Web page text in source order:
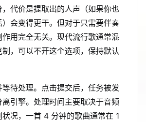
代价是提取出的人声（如果你也
会变得更干。但对于只需要伴奏
用完全无关。现代流行歌通常混
，可以不开这个选项，保持默认
待处理。点击提交后，任务被发
引擎。处理时间主要取决于音频
况，一首 4 分钟的歌曲通常在 1